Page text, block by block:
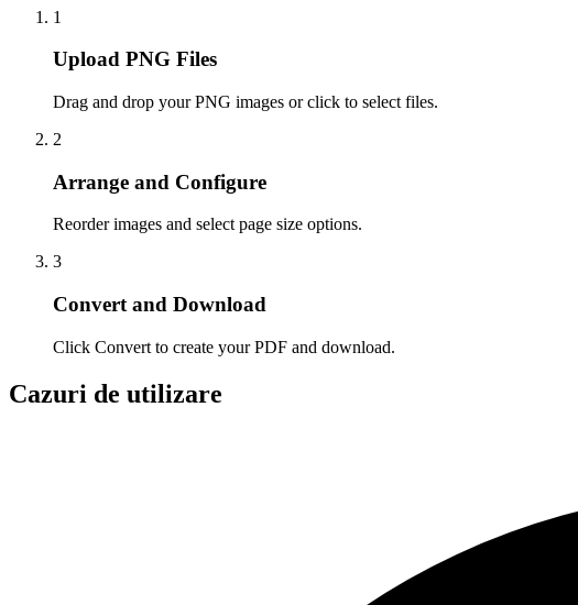
1
Upload PNG Files
Drag and drop your PNG images or click to select files.
2
Arrange and Configure
Reorder images and select page size options.
3
Convert and Download
Click Convert to create your PDF and download.
Cazuri de utilizare